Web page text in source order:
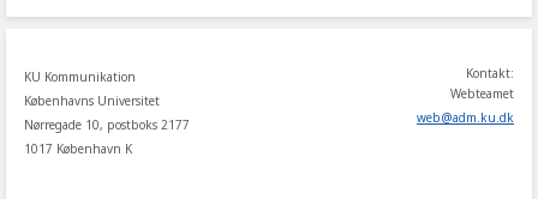
KU Kommunikation
Københavns Universitet
Nørregade 10, postboks 2177
1017 København K
Kontakt:
Webteamet
web@adm.ku.dk